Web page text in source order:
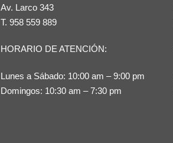
Av. Larco 343
T. 958 559 889
HORARIO DE ATENCIÓN:
Lunes a Sábado: 10:00 am – 9:00 pm
Domingos: 10:30 am – 7:30 pm